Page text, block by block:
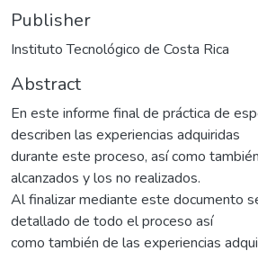
Publisher
Instituto Tecnológico de Costa Rica
Abstract
En este informe final de práctica de
describen las experiencias adquiridas
durante este proceso, así como
alcanzados y los no realizados.
Al finalizar mediante este documento
detallado de todo el proceso así
como también de las experiencias